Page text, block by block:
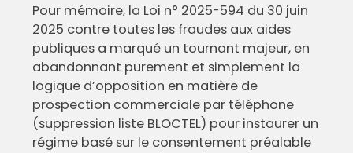
Pour mémoire, la Loi n° 2025-594 du 30 juin
2025 contre toutes les fraudes aux aides
publiques a marqué un tournant majeur, en
abandonnant purement et simplement la
logique d’opposition en matière de
prospection commerciale par téléphone
(suppression liste BLOCTEL) pour instaurer un
régime basé sur le consentement préalable